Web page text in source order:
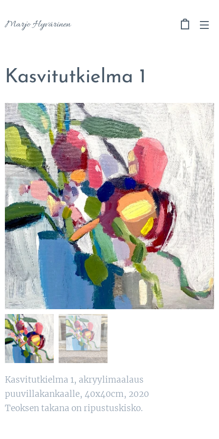
Marjo Hyvärinen
Kasvitutkielma 1
Kasvitutkielma 1, akryylimaalaus
puuvillakankaalle, 40x40cm, 2020
Teoksen takana on ripustuskisko.